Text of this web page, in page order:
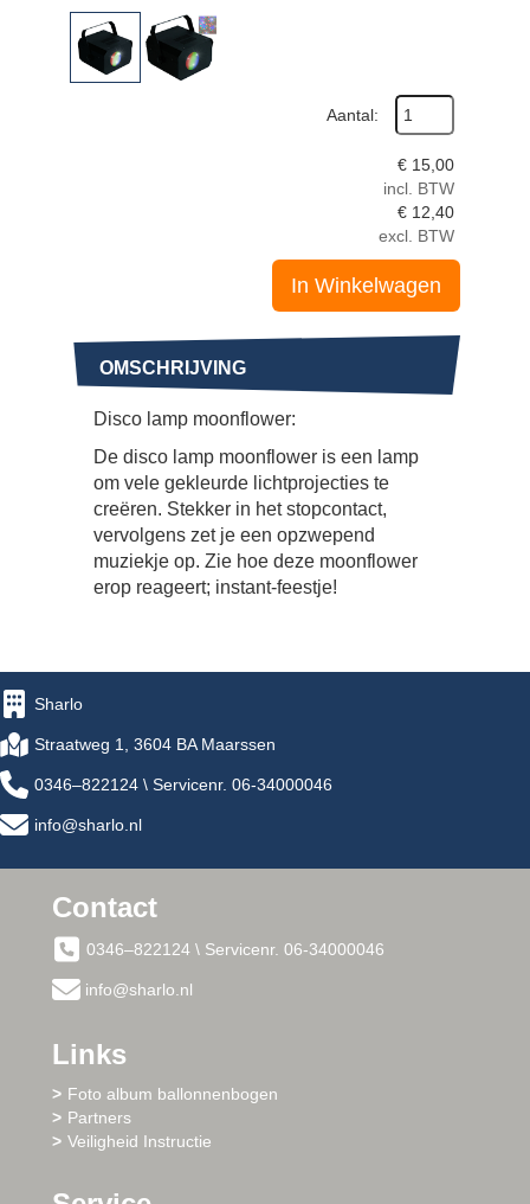
Aantal:
€ 15,00
incl. BTW
€ 12,40
excl. BTW
In Winkelwagen
OMSCHRIJVING
Disco lamp moonflower:
De disco lamp moonflower is een lamp
om vele gekleurde lichtprojecties te
creëren. Stekker in het stopcontact,
vervolgens zet je een opzwepend
muziekje op. Zie hoe deze moonflower
erop reageert; instant-feestje!
Sharlo
Straatweg 1, 3604 BA Maarssen
0346–822124 \ Servicenr. 06-34000046
info@sharlo.nl
Contact
0346–822124 \ Servicenr. 06-34000046
info@sharlo.nl
Links
Foto album ballonnenbogen
Partners
Veiligheid Instructie